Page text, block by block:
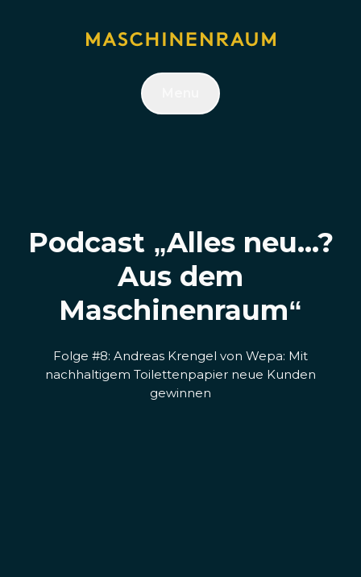
Podcast „Alles neu...?
Aus dem
Maschinenraum“
Folge #8: Andreas Krengel von Wepa: Mit
nachhaltigem Toilettenpapier neue Kunden
gewinnen